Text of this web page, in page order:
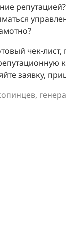
чек-
заявку,